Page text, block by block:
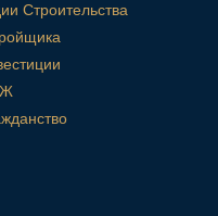
Строительства